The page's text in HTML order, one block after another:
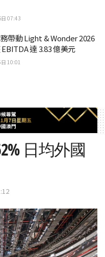
07:43
帶動 Light & Wonder 2026
達 3.83 億美元
10:01
日均外國